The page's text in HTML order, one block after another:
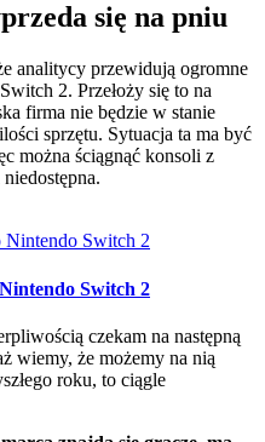
się na pniu
analitycy przewidują ogromne
2. Przełoży się to na
firma nie będzie w stanie
sprzętu. Sytuacja ta ma być
można ściągnąć konsoli z
Switch 2
czekam na następną
wiemy, że możemy na nią
roku, to ciągle